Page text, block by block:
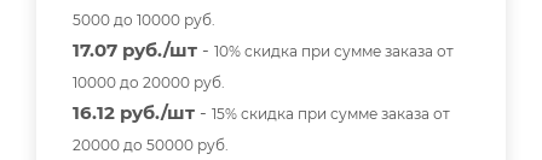
5000 до 10000 руб.
17.07 руб./шт - 10% скидка при сумме заказа от
10000 до 20000 руб.
16.12 руб./шт - 15% скидка при сумме заказа от
20000 до 50000 руб.